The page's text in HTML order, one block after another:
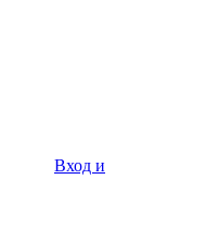
Вход и